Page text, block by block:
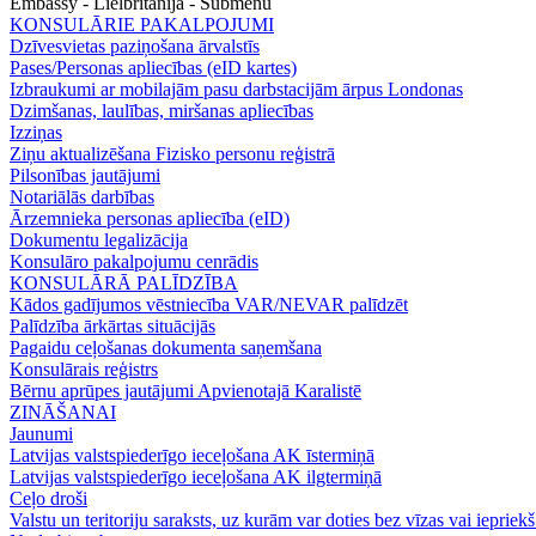
KONSULĀRIE PAKALPOJUMI
Dzīvesvietas paziņošana ārvalstīs
Pases/Personas apliecības (eID kartes)
Izbraukumi ar mobilajām pasu darbstacijām ārpus Londonas
Dzimšanas, laulības, miršanas apliecības
Izziņas
Ziņu aktualizēšana Fizisko personu reģistrā
Pilsonības jautājumi
Notariālās darbības
Ārzemnieka personas apliecība (eID)
Dokumentu legalizācija
Konsulāro pakalpojumu cenrādis
KONSULĀRĀ PALĪDZĪBA
Kādos gadījumos vēstniecība VAR/NEVAR palīdzēt
Palīdzība ārkārtas situācijās
Pagaidu ceļošanas dokumenta saņemšana
Konsulārais reģistrs
Bērnu aprūpes jautājumi Apvienotajā Karalistē
ZINĀŠANAI
Jaunumi
Latvijas valstspiederīgo ieceļošana AK īstermiņā
Latvijas valstspiederīgo ieceļošana AK ilgtermiņā
Ceļo droši
Valstu un teritoriju saraksts, uz kurām var doties bez vīzas vai